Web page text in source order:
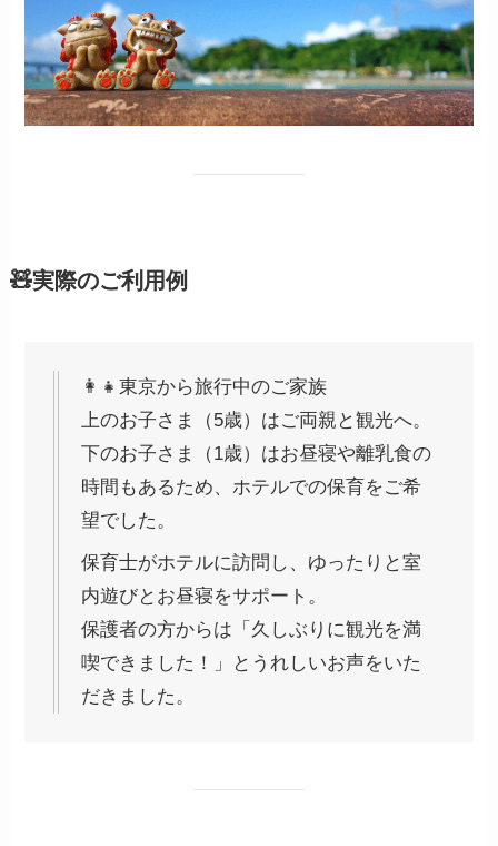
🧸実際のご利用例
👩‍👧東京から旅行中のご家族
上のお子さま（5歳）はご両親と観光へ。
下のお子さま（1歳）はお昼寝や離乳食の
時間もあるため、ホテルでの保育をご希
望でした。
保育士がホテルに訪問し、ゆったりと室
内遊びとお昼寝をサポート。
保護者の方からは「久しぶりに観光を満
喫できました！」とうれしいお声をいた
だきました。